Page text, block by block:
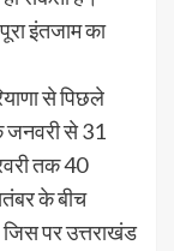
इंतजाम का
से पिछले
जनवरी से 31
तक 40
के बीच
जिस पर उत्तराखंड